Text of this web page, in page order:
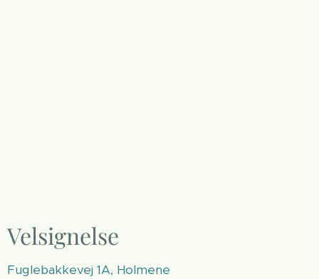
Velsignelse
Fuglebakkevej 1A, Holmene